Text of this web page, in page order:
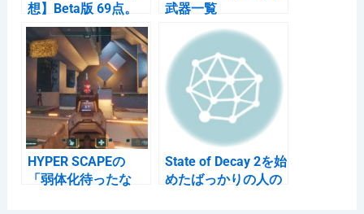
想】Beta版 69点。
APEXほど面白くは
ない。ただソロモー
ドが救い。
武器一覧
HYPER SCAPEの
「弱体化待ったな
State of Decay 2を始
めたばっかりの人の